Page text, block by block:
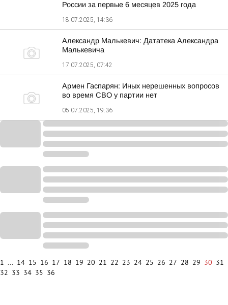
России за первые 6 месяцев 2025 года
18.07.2025, 14:36
Александр Малькевич: Дататека Александра
Малькевича
17.07.2025, 07:42
Армен Гаспарян: Иных нерешенных вопросов
во время СВО у партии нет
05.07.2025, 19:36
1 ... 14 15 16 17 18 19 20 21 22 23 24 25 26 27 28 29 30 31
32 33 34 35 36